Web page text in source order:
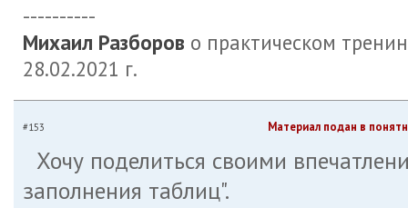
----------
Михаил Разборов о практическом
28.02.2021 г.
#153 Материал подан в
Хочу поделиться своими
заполнения таблиц".